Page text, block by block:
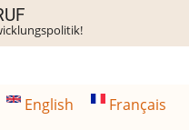
English Français